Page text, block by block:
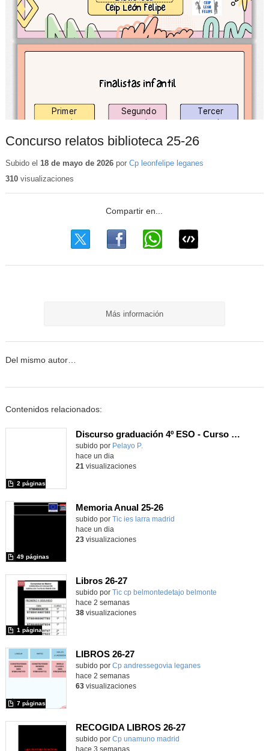
Concurso relatos biblioteca 25-26
Subido el 18 de mayo de 2026por Cp leonfelipe leganes
310visualizaciones
Más información
Del mismo autor…
Contenidos relacionados:
Discurso graduación 4º ESO - Curso 25/26
subido por Pelayo P.
2 páginas
hace un dia
21 visualizaciones
Memoria Anual 25-26
subido por Tic ies larra madrid
49 páginas
hace un dia
23visualizaciones
Libros 26-27
Contenido educativo.
subido por Tic cp belmontedetajo belmonte
1 página
hace 2 semanas
38visualizaciones
LIBROS 26-27
Contenido educativo.
subido por Cp andressegovia leganes
7 páginas
-
hace 2 semanas
63visualizaciones
RECOGIDA LIBROS 26-27
Contenido educativo.
subido por Cp unamuno madrid
hace 3 semanas